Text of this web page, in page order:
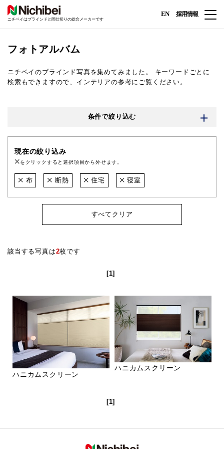
ニチベイはブラインドと間仕切りの総合メーカーです
EN 採用情報
フォトアルバム
ニチベイのブラインド写真を集めてみました。
キーワードごとに
検索もできますので、インテリアの参考にご覧ください。
条件で絞り込む
現在の絞り込み
をクリックすると選択項目から外せます。
布 断熱 住宅 寝室
すべてクリア
該当する写真は2枚です
[1]
ハニカムスクリーン
ハニカムスクリーン
[1]